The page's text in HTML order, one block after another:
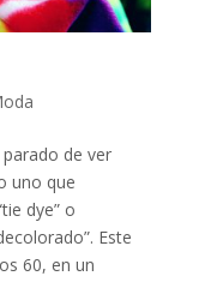
de ver
uno que
dye” o
Este
60, en un